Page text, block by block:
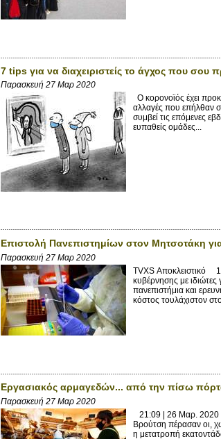
7 tips για να διαχειριστείς το άγχος που σου
Παρασκευή 27 Μαρ 2020
Ο κορονοϊός έχει
αλλαγές που επήλθαν
συμβεί τις επόμενες
ευπαθείς ομάδες...
Επιστολή Πανεπιστημίων στον Μητσοτάκη
Παρασκευή 27 Μαρ 2020
TVXS Αποκλειστικό
κυβέρνησης με ιδιώτες
πανεπιστήμια και
κόστος τουλάχιστον
Εργασιακός αρμαγεδών... από την πίσω
Παρασκευή 27 Μαρ 2020
21:09 | 26 Μαρ. 2020
Βρούτση πέρασαν οι,
η μετατροπή